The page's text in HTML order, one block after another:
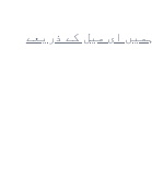
ہمیں ای میل کے ذریعے